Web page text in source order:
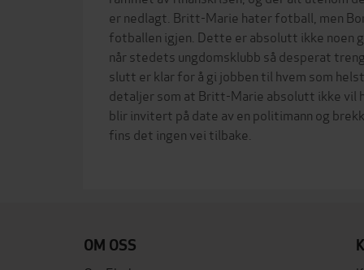
er nedlagt. Britt-Marie hater fotball, men
fotballen igjen. Dette er absolutt ikke noen
når stedets ungdomsklubb så desperat
slutt er klar for å gi jobben til hvem som
detaljer som at Britt-Marie absolutt ikke vil
blir invitert på date av en politimann og
fins det ingen vei tilbake.
OM OSS